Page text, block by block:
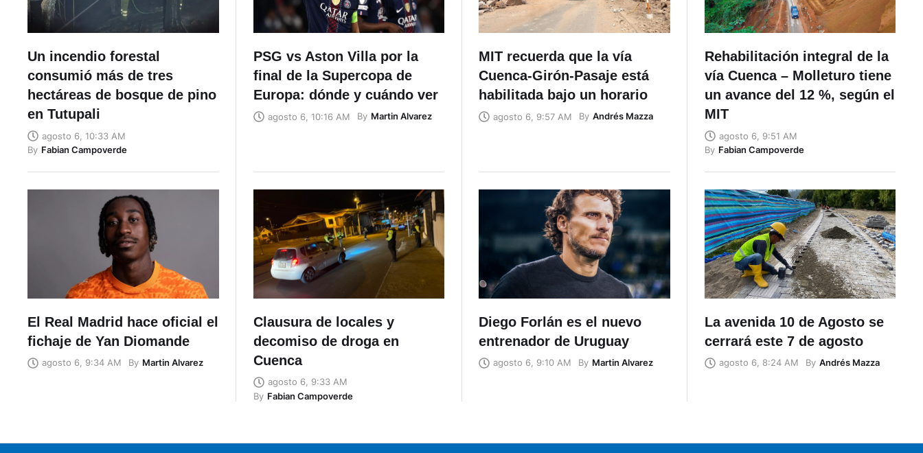
Un incendio forestal
consumió más de tres
hectáreas de bosque de pino
en Tutupali
agosto 6, 10:33 AM
By Fabian Campoverde
PSG vs Aston Villa por la
final de la Supercopa de
Europa: dónde y cuándo ver
agosto 6, 10:16 AM By Martin Alvarez
MIT recuerda que la vía
Cuenca-Girón-Pasaje está
habilitada bajo un horario
agosto 6, 9:57 AM By Andrés Mazza
Rehabilitación integral de la
vía Cuenca – Molleturo tiene
un avance del 12 %, según el
MIT
agosto 6, 9:51 AM
By Fabian Campoverde
El Real Madrid hace oficial el
fichaje de Yan Diomande
agosto 6, 9:34 AM By Martin Alvarez
Clausura de locales y
decomiso de droga en
Cuenca
agosto 6, 9:33 AM
By Fabian Campoverde
Diego Forlán es el nuevo
entrenador de Uruguay
agosto 6, 9:10 AM By Martin Alvarez
La avenida 10 de Agosto se
cerrará este 7 de agosto
agosto 6, 8:24 AM By Andrés Mazza